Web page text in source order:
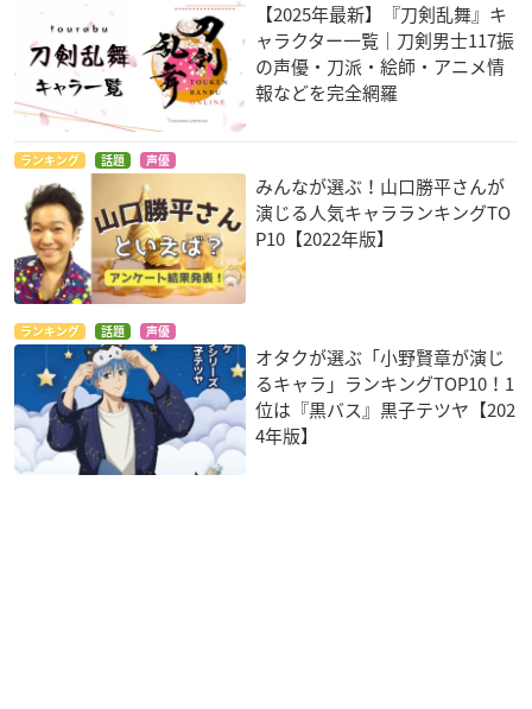
【2025年最新】『刀剣乱舞』キ
ャラクター一覧｜刀剣男士117振
の声優・刀派・絵師・アニメ情
報などを完全網羅
ランキング 話題 声優
みんなが選ぶ！山口勝平さんが
演じる人気キャラランキングTO
P10【2022年版】
ランキング 話題 声優
オタクが選ぶ「小野賢章が演じ
るキャラ」ランキングTOP10！1
位は『黒バス』黒子テツヤ【202
4年版】